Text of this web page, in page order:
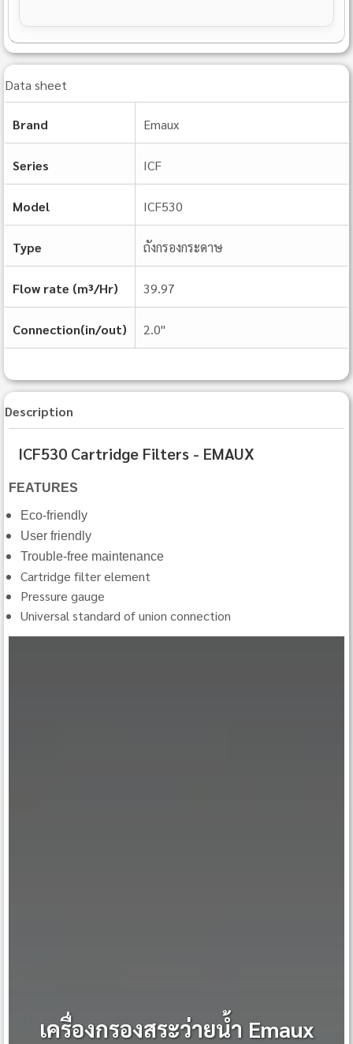
Data sheet
Brand Emaux
Series ICF
Model ICF530
Type ถังกรองกระดาษ
Flow rate (m³/Hr) 39.97
Connection(in/out) 2.0"
Description
ICF530 Cartridge Filters - EMAUX
FEATURES
Eco-friendly
User friendly
Trouble-free maintenance
Cartridge filter element
Pressure gauge
Universal standard of union connection
เครื่องกรองสระว่ายน้ำ Emaux